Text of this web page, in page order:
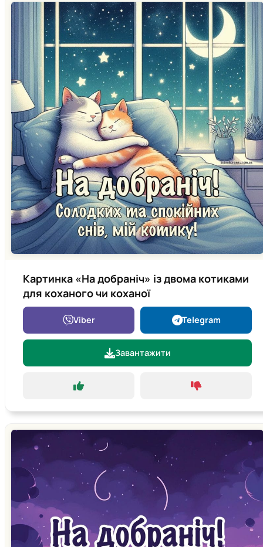
Картинка «На добраніч» із двома котиками
для коханого чи коханої
Viber Telegram
Завантажити